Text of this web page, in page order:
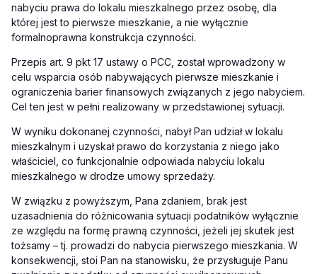
nabyciu prawa do lokalu mieszkalnego przez osobę, dla
której jest to pierwsze mieszkanie, a nie wyłącznie
formalnoprawna konstrukcja czynności.
Przepis art. 9 pkt 17 ustawy o PCC, został wprowadzony w
celu wsparcia osób nabywających pierwsze mieszkanie i
ograniczenia barier finansowych związanych z jego nabyciem.
Cel ten jest w pełni realizowany w przedstawionej sytuacji.
W wyniku dokonanej czynności, nabył Pan udział w lokalu
mieszkalnym i uzyskał prawo do korzystania z niego jako
właściciel, co funkcjonalnie odpowiada nabyciu lokalu
mieszkalnego w drodze umowy sprzedaży.
W związku z powyższym, Pana zdaniem, brak jest
uzasadnienia do różnicowania sytuacji podatników wyłącznie
ze względu na formę prawną czynności, jeżeli jej skutek jest
tożsamy – tj. prowadzi do nabycia pierwszego mieszkania. W
konsekwencji, stoi Pan na stanowisku, że przysługuje Panu